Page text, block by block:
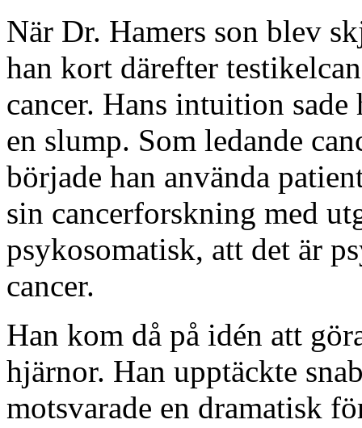
När Dr. Hamers son blev
han kort därefter
cancer. Hans intuition
en slump. Som ledande
började han använda
sin cancerforskning med
psykosomatisk, att det är
cancer.
Han kom då på idén att
hjärnor. Han upptäckte
motsvarade en dramatisk